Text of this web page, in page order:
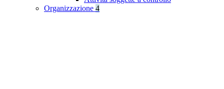
Organizzazione 4